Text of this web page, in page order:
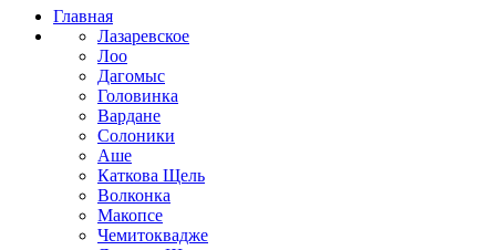
Главная
Лазаревское
Лоо
Дагомыс
Головинка
Вардане
Солоники
Аше
Каткова Щель
Волконка
Макопсе
Чемитоквадже